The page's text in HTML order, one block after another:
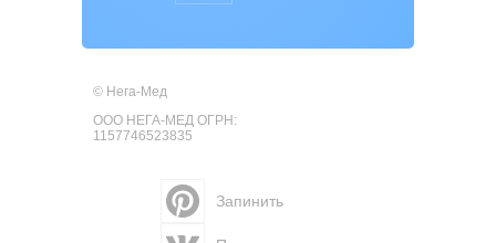
© Нега-Мед
ООО НЕГА-МЕД ОГРН:
1157746523835
Запинить